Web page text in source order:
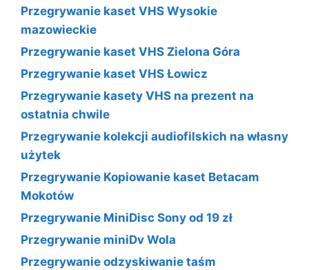
Przegrywanie kaset VHS Wysokie
mazowieckie
Przegrywanie kaset VHS Zielona Góra
Przegrywanie kaset VHS Łowicz
Przegrywanie kasety VHS na prezent na
ostatnia chwile
Przegrywanie kolekcji audiofilskich na własny
użytek
Przegrywanie Kopiowanie kaset Betacam
Mokotów
Przegrywanie MiniDisc Sony od 19 zł
Przegrywanie miniDv Wola
Przegrywanie odzyskiwanie taśm